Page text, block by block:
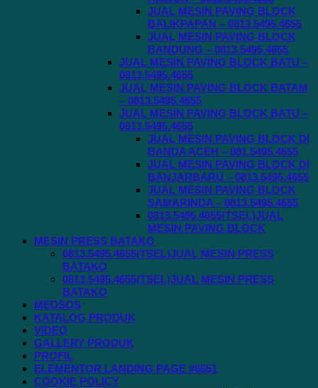
JUAL MESIN PAVING BLOCK
BALIKPAPAN – 0813.5495.4655
JUAL MESIN PAVING BLOCK
BANDUNG – 0813.5495.4655
JUAL MESIN PAVING BLOCK BATU –
0813.5495.4655
JUAL MESIN PAVING BLOCK BATAM
– 0813.5495.4655
JUAL MESIN PAVING BLOCK BATU –
0813.5495.4655
JUAL MESIN PAVING BLOCK DI
BANDA ACEH – 081.5495.4655
JUAL MESIN PAVING BLOCK DI
BANJARBARU – 0813.5495.4655
JUAL MESIN PAVING BLOCK
SAMARINDA – 0813.5495.4655
0813.5495.4655(TSEL)JUAL
MESIN PAVING BLOCK
MESIN PRESS BATAKO
0813.5495.4655(TSEL)JUAL MESIN PRESS
BATAKO
0813.5495.4655(TSEL)JUAL MESIN PRESS
BATAKO
MEDSOS
KATALOG PRODUK
VIDEO
GALLERY PRODUK
PROFIL
ELEMENTOR LANDING PAGE #6651
COOKIE POLICY